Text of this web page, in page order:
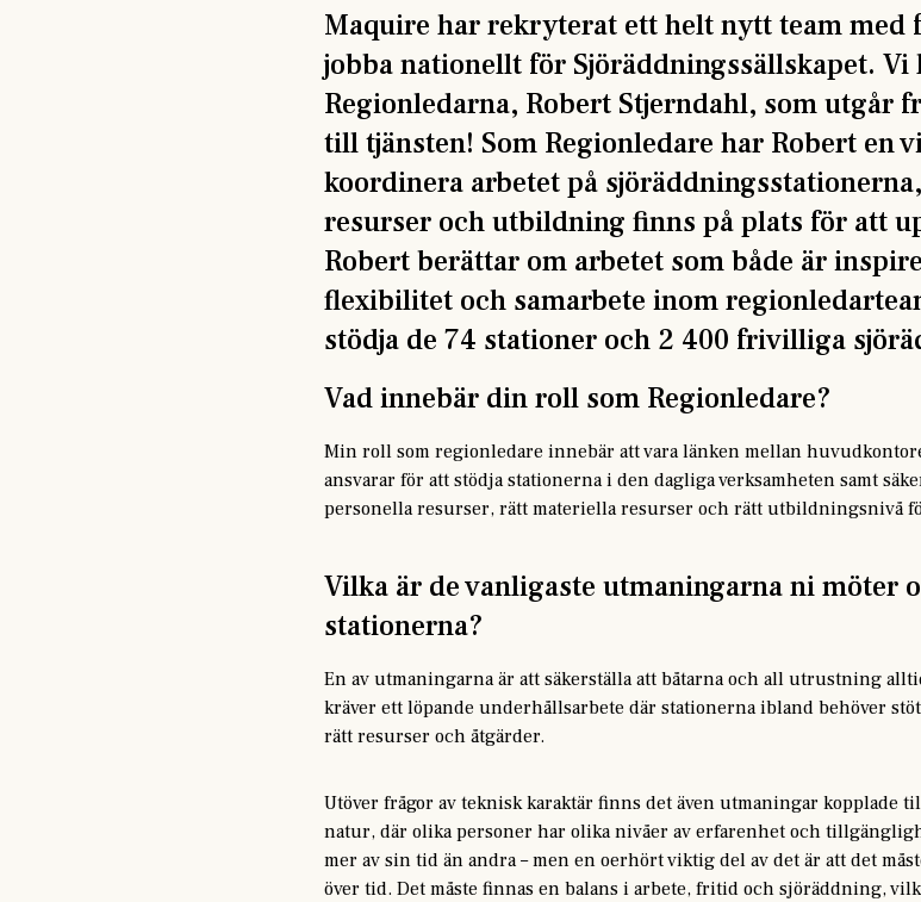
Maquire har rekryterat ett helt nytt team med
jobba nationellt för Sjöräddningssällskapet. Vi
Regionledarna, Robert Stjerndahl, som utgår
till tjänsten! Som Regionledare har Robert en
koordinera arbetet på
resurser och utbildning finns på plats för att
Robert berättar om arbetet som både är
flexibilitet och samarbete inom
stödja de 74 stationer och 2 400 frivilliga
Vad innebär din roll som Regionledare?
Min roll som regionledare innebär att vara länken mellan
ansvarar för att stödja stationerna i den dagliga verksamheten samt
personella resurser, rätt materiella resurser och rätt utbildningsnivå
Vilka är de vanligaste utmaningarna ni möter
stationerna?
En av utmaningarna är att säkerställa att båtarna och all utrustning
kräver ett löpande underhållsarbete där stationerna ibland behöver
rätt resurser och åtgärder.
Utöver frågor av teknisk karaktär finns det även utmaningar
natur, där olika personer har olika nivåer av erfarenhet och
mer av sin tid än andra – men en oerhört viktig del av det är att det
över tid. Det måste finnas en balans i arbete, fritid och sjöräddning,